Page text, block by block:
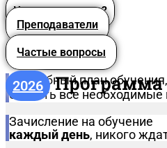
Что вы получите?
Преподаватели
Частые вопросы
Программа
2026
Подробный план
освоить все
Зачисление на обучение
каждый день, никого